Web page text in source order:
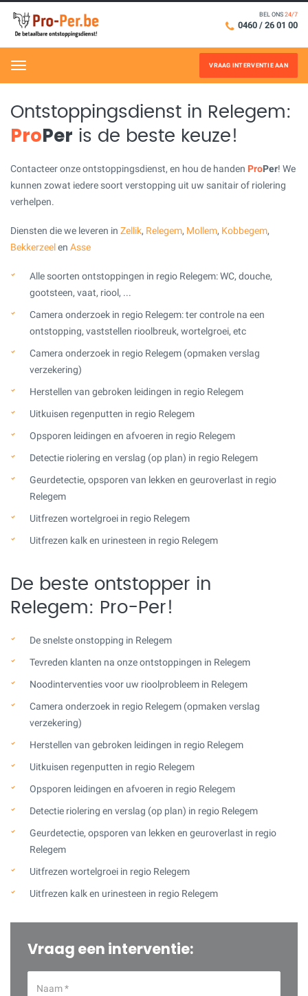
BEL ONS 24/7
0460 / 26 01 00
Menu VRAAG INTERVENTIE AAN
Ontstoppingsdienst in Relegem:
ProPer is de beste keuze!
Contacteer onze ontstoppingsdienst, en hou de handen ProPer! We
kunnen zowat iedere soort verstopping uit uw sanitair of riolering
verhelpen.
Diensten die we leveren in Zellik, Relegem, Mollem, Kobbegem,
Bekkerzeelen Asse
Alle soorten ontstoppingen in regio Relegem: WC, douche,
gootsteen, vaat, riool, ...
Camera onderzoek in regio Relegem: ter controle na een
ontstopping, vaststellen rioolbreuk, wortelgroei, etc
Camera onderzoek in regio Relegem (opmaken verslag
verzekering)
Herstellen van gebroken leidingen in regio Relegem
Uitkuisen regenputten in regio Relegem
Opsporen leidingen en afvoeren in regio Relegem
Detectie riolering en verslag (op plan) in regio Relegem
Geurdetectie, opsporen van lekken en geuroverlast in regio
Relegem
Uitfrezen wortelgroei in regio Relegem
Uitfrezen kalk en urinesteen in regio Relegem
De beste ontstopper in
Relegem: Pro-Per!
De snelste onstopping in Relegem
Tevreden klanten na onze ontstoppingen in Relegem
Noodinterventies voor uw rioolprobleem in Relegem
Camera onderzoek in regio Relegem (opmaken verslag
verzekering)
Herstellen van gebroken leidingen in regio Relegem
Uitkuisen regenputten in regio Relegem
Opsporen leidingen en afvoeren in regio Relegem
Detectie riolering en verslag (op plan) in regio Relegem
Geurdetectie, opsporen van lekken en geuroverlast in regio
Relegem
Uitfrezen wortelgroei in regio Relegem
Uitfrezen kalk en urinesteen in regio Relegem
Vraag een interventie: